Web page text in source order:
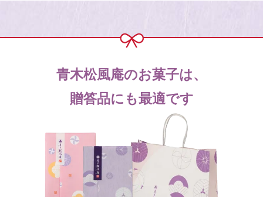
青木松風庵のお菓子は、
贈答品にも最適です